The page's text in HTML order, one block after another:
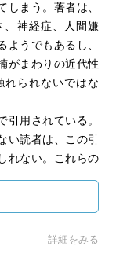
しまう。著者は、
神経症、人間嫌
ようでもあるし、
がまわりの近代性
れられないではな
用されている。
い読者は、この引
れない。これらの
が、現在と熊楠を
詳細をみる